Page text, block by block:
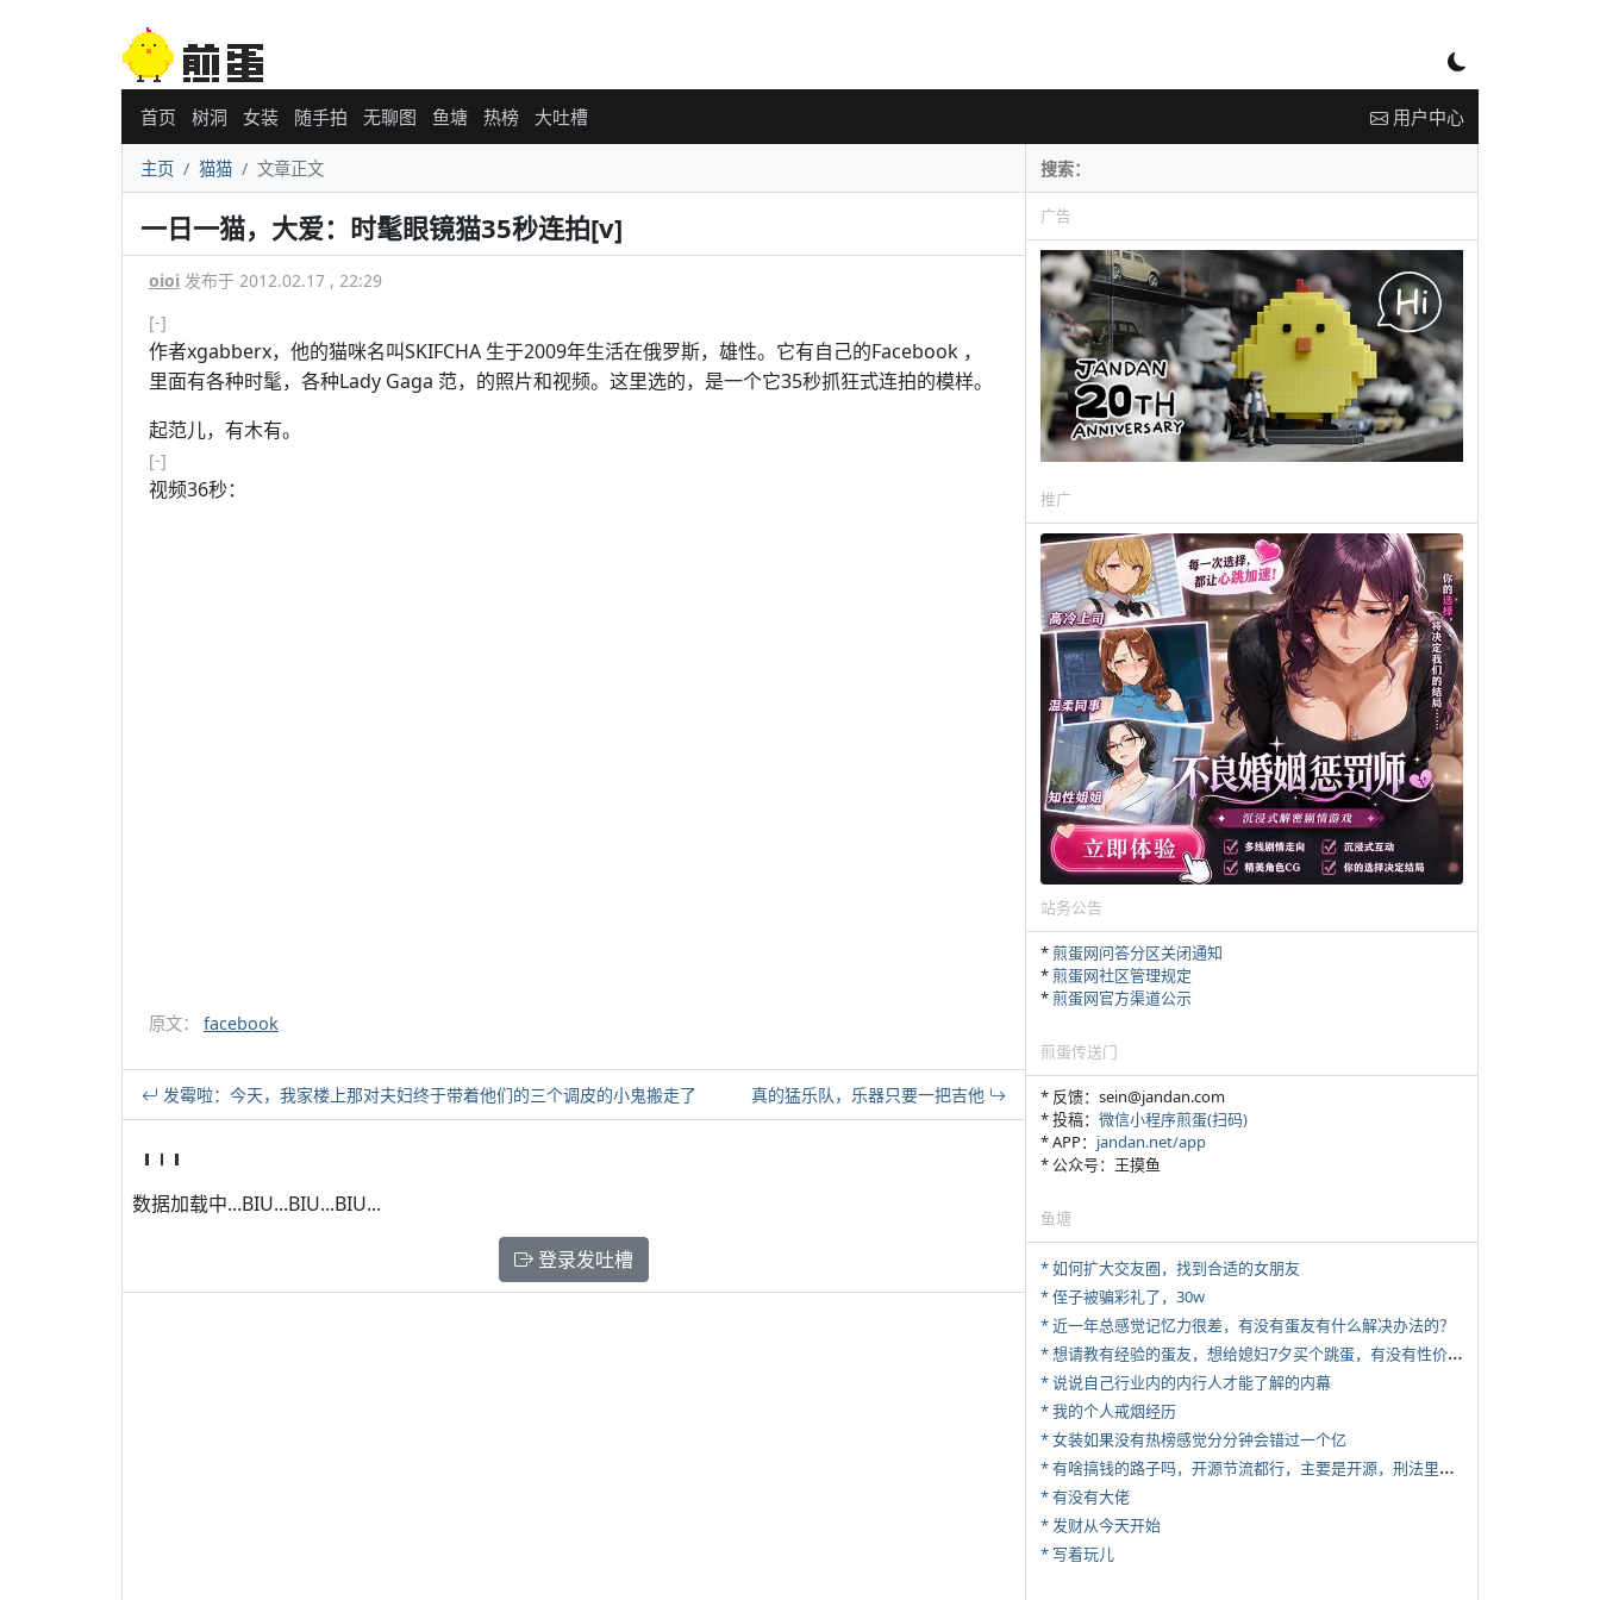
首页 树洞 女装 随手拍 无聊图 鱼塘 热榜 大吐槽 用户中心
主页 猫猫 文章正文
一日一猫，大爱：时髦眼镜猫35秒连拍[v]
oioi 发布于 2012.02.17 , 22:29
[-]
作者xgabberx，他的猫咪名叫SKIFCHA 生于2009年生活在俄罗斯，雄性。它有自己的Facebook ，
里面有各种时髦，各种Lady Gaga 范，的照片和视频。这里选的，是一个它35秒抓狂式连拍的模样。
起范儿，有木有。
[-]
视频36秒：
原文： facebook
发霉啦：今天，我家楼上那对夫妇终于带着他们的三个调皮的小鬼搬走了 真的猛乐队，乐器只要一把吉他
数据加载中...BIU...BIU...BIU...
登录发吐槽
广告
推广
站务公告
*煎蛋网问答分区关闭通知
*煎蛋网社区管理规定
*煎蛋网官方渠道公示
煎蛋传送门
* 反馈：sein@jandan.com
* 投稿： 微信小程序煎蛋(扫码)
* APP： jandan.net/app
* 公众号：王摸鱼
鱼塘
* 如何扩大交友圈，找到合适的女朋友
* 侄子被骗彩礼了，30w
* 近一年总感觉记忆力很差，有没有蛋友有什么解决办法的？
*
想请教有经验的蛋友，想给媳妇7夕买个跳蛋，有没有性价比高的推荐
* 说说自己行业内的内行人才能了解的内幕
* 我的个人戒烟经历
* 女装如果没有热榜感觉分分钟会错过一个亿
*
有啥搞钱的路子吗，开源节流都行，主要是开源，刑法里的咱不做
* 有没有大佬
* 发财从今天开始
* 写着玩儿